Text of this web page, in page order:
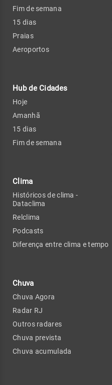
Fim de semana
15 dias
Praias
Aeroportos
Hub de Cidades
Hoje
Amanhã
15 dias
Fim de semana
Clima
Históricos de clima -
Dataclima
Relclima
Podcasts
Diferença entre clima e tempo
Chuva
Chuva Agora
Radar RJ
Outros radares
Chuva prevista
Chuva acumulada